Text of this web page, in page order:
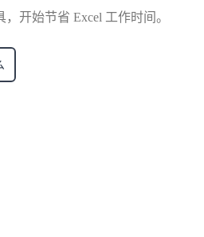
开始节省 Excel 工作时间。